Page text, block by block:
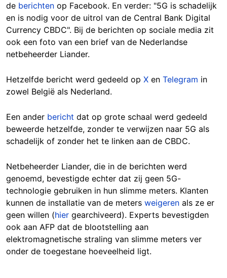
de berichten op Facebook. En verder: "5G is schadelijk
en is nodig voor de uitrol van de Central Bank Digital
Currency CBDC". Bij de berichten op sociale media zit
ook een foto van een brief van de Nederlandse
netbeheerder Liander.
Hetzelfde bericht werd gedeeld op X en Telegram in
zowel België als Nederland.
Een ander bericht dat op grote schaal werd gedeeld
beweerde hetzelfde, zonder te verwijzen naar 5G als
schadelijk of zonder het te linken aan de CBDC.
Netbeheerder Liander, die in de berichten werd
genoemd, bevestigde echter dat zij geen 5G-
technologie gebruiken in hun slimme meters. Klanten
kunnen de installatie van de meters weigeren als ze er
geen willen (hier gearchiveerd). Experts bevestigden
ook aan AFP dat de blootstelling aan
elektromagnetische straling van slimme meters ver
onder de toegestane hoeveelheid ligt.